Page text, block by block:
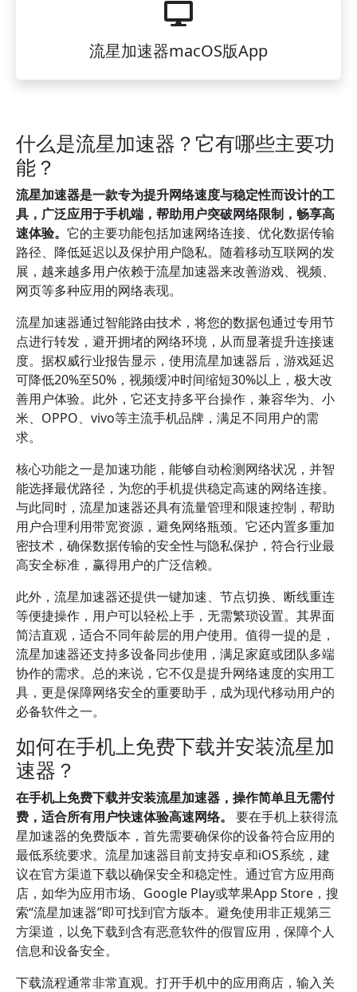
流星加速器macOS版App
什么是流星加速器？它有哪些主要功
能？
流星加速器是一款专为提升网络速度与稳定性而设计的工
具，广泛应用于手机端，帮助用户突破网络限制，畅享高
速体验。 它的主要功能包括加速网络连接、优化数据传输
路径、降低延迟以及保护用户隐私。随着移动互联网的发
展，越来越多用户依赖于流星加速器来改善游戏、视频、
网页等多种应用的网络表现。
流星加速器通过智能路由技术，将您的数据包通过专用节
点进行转发，避开拥堵的网络环境，从而显著提升连接速
度。据权威行业报告显示，使用流星加速器后，游戏延迟
可降低20%至50%，视频缓冲时间缩短30%以上，极大改
善用户体验。此外，它还支持多平台操作，兼容华为、小
米、OPPO、vivo等主流手机品牌，满足不同用户的需
求。
核心功能之一是加速功能，能够自动检测网络状况，并智
能选择最优路径，为您的手机提供稳定高速的网络连接。
与此同时，流星加速器还具有流量管理和限速控制，帮助
用户合理利用带宽资源，避免网络瓶颈。它还内置多重加
密技术，确保数据传输的安全性与隐私保护，符合行业最
高安全标准，赢得用户的广泛信赖。
此外，流星加速器还提供一键加速、节点切换、断线重连
等便捷操作，用户可以轻松上手，无需繁琐设置。其界面
简洁直观，适合不同年龄层的用户使用。值得一提的是，
流星加速器还支持多设备同步使用，满足家庭或团队多端
协作的需求。总的来说，它不仅是提升网络速度的实用工
具，更是保障网络安全的重要助手，成为现代移动用户的
必备软件之一。
如何在手机上免费下载并安装流星加
速器？
在手机上免费下载并安装流星加速器，操作简单且无需付
费，适合所有用户快速体验高速网络。
要在手机上获得流
星加速器的免费版本，首先需要确保你的设备符合应用的
最低系统要求。流星加速器目前支持安卓和iOS系统，建
议在官方渠道下载以确保安全和稳定性。通过官方应用商
店，如华为应用市场、Google Play或苹果App Store，搜
索“流星加速器”即可找到官方版本。避免使用非正规第三
方渠道，以免下载到含有恶意软件的假冒应用，保障个人
信息和设备安全。
下载流程通常非常直观。打开手机中的应用商店，输入关